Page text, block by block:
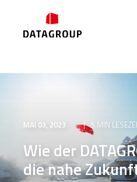
MAI 03, 2023 5 MIN
Wie der
die nahe